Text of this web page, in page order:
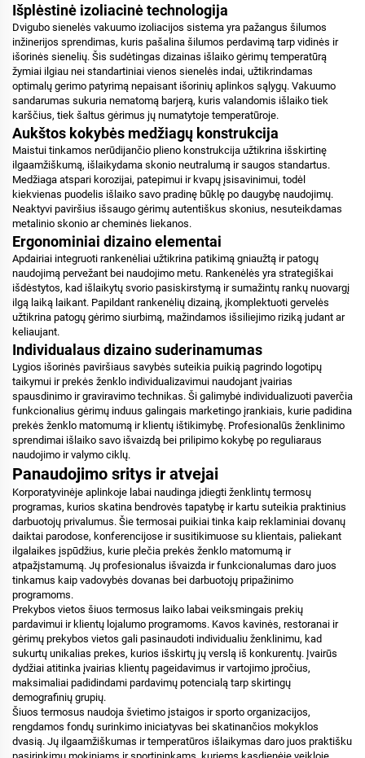
Išplėstinė izoliacinė technologija
Dvigubo sienelės vakuumo izoliacijos sistema yra pažangus šilumos
inžinerijos sprendimas, kuris pašalina šilumos perdavimą tarp vidinės ir
išorinės sienelių. Šis sudėtingas dizainas išlaiko gėrimų temperatūrą
žymiai ilgiau nei standartiniai vienos sienelės indai, užtikrindamas
optimalų gerimo patyrimą nepaisant išorinių aplinkos sąlygų. Vakuumo
sandarumas sukuria nematomą barjerą, kuris valandomis išlaiko tiek
karščius, tiek šaltus gėrimus jų numatytoje temperatūroje.
Aukštos kokybės medžiagų konstrukcija
Maistui tinkamos nerūdijančio plieno konstrukcija užtikrina išskirtinę
ilgaamžiškumą, išlaikydama skonio neutralumą ir saugos standartus.
Medžiaga atspari korozijai, patepimui ir kvapų įsisavinimui, todėl
kiekvienas puodelis išlaiko savo pradinę būklę po daugybę naudojimų.
Neaktyvi paviršius išsaugo gėrimų autentiškus skonius, nesuteikdamas
metalinio skonio ar cheminės liekanos.
Ergonominiai dizaino elementai
Apdairiai integruoti rankenėliai užtikrina patikimą gniaužtą ir patogų
naudojimą pervežant bei naudojimo metu. Rankenėlės yra strategiškai
išdėstytos, kad išlaikytų svorio pasiskirstymą ir sumažintų rankų nuovargį
ilgą laiką laikant. Papildant rankenėlių dizainą, įkomplektuoti gervelės
užtikrina patogų gėrimo siurbimą, mažindamos išsiliejimo riziką judant ar
keliaujant.
Individualaus dizaino suderinamumas
Lygios išorinės paviršiaus savybės suteikia puikią pagrindo logotipų
taikymui ir prekės ženklo individualizavimui naudojant įvairias
spausdinimo ir graviravimo technikas. Ši galimybė individualizuoti paverčia
funkcionalius gėrimų induus galingais marketingo įrankiais, kurie padidina
prekės ženklo matomumą ir klientų ištikimybę. Profesionalūs ženklinimo
sprendimai išlaiko savo išvaizdą bei prilipimo kokybę po reguliaraus
naudojimo ir valymo ciklų.
Panaudojimo sritys ir atvejai
Korporatyvinėje aplinkoje labai naudinga įdiegti ženklintų termosų
programas, kurios skatina bendrovės tapatybę ir kartu suteikia praktinius
darbuotojų privalumus. Šie termosai puikiai tinka kaip reklaminiai dovanų
daiktai parodose, konferencijose ir susitikimuose su klientais, paliekant
ilgalaikes įspūdžius, kurie plečia prekės ženklo matomumą ir
atpažįstamumą. Jų profesionalus išvaizda ir funkcionalumas daro juos
tinkamus kaip vadovybės dovanas bei darbuotojų pripažinimo
programoms.
Prekybos vietos šiuos termosus laiko labai veiksmingais prekių
pardavimui ir klientų lojalumo programoms. Kavos kavinės, restoranai ir
gėrimų prekybos vietos gali pasinaudoti individualiu ženklinimu, kad
sukurtų unikalias prekes, kurios išskirtų jų verslą iš konkurentų. Įvairūs
dydžiai atitinka įvairias klientų pageidavimus ir vartojimo įpročius,
maksimaliai padidindami pardavimų potencialą tarp skirtingų
demografinių grupių.
Šiuos termosus naudoja švietimo įstaigos ir sporto organizacijos,
rengdamos fondų surinkimo iniciatyvas bei skatinančios mokyklos
dvasią. Jų ilgaamžiškumas ir temperatūros išlaikymas daro juos praktišku